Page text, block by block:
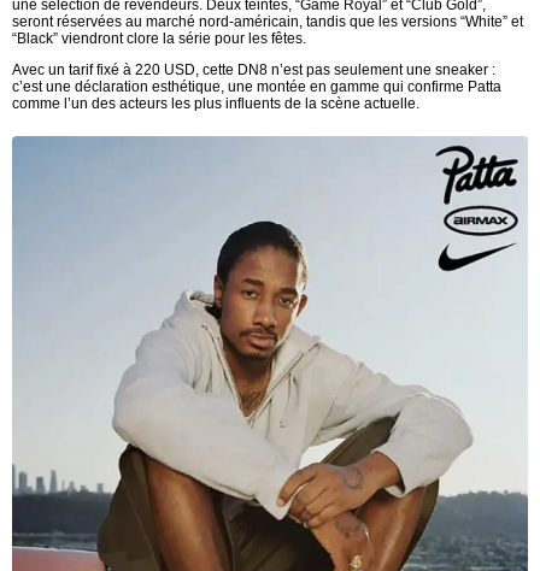
une sélection de revendeurs. Deux teintes, “Game Royal” et “Club Gold”,
seront réservées au marché nord-américain, tandis que les versions “White” et
“Black” viendront clore la série pour les fêtes.
Avec un tarif fixé à 220 USD, cette DN8 n’est pas seulement une sneaker :
c’est une déclaration esthétique, une montée en gamme qui confirme Patta
comme l’un des acteurs les plus influents de la scène actuelle.